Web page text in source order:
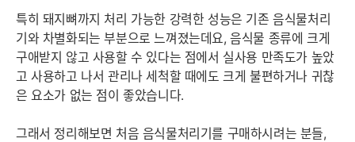
특히 돼지뼈까지 처리 가능한 강력한 성능은 기존 음식물처리
기와 차별화되는 부분으로 느껴졌는데요, 음식물 종류에 크게
구애받지 않고 사용할 수 있다는 점에서 실사용 만족도가 높았
고 사용하고 나서 관리나 세척할 때에도 크게 불편하거나 귀찮
은 요소가 없는 점이 좋았습니다.
그래서 정리해보면 처음 음식물처리기를 구매하시려는 분들,